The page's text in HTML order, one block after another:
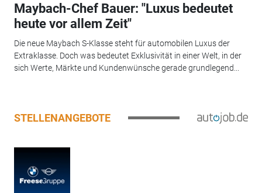
Maybach-Chef Bauer: "Luxus bedeutet
heute vor allem Zeit"
Die neue Maybach S-Klasse steht für automobilen Luxus der
Extraklasse. Doch was bedeutet Exklusivität in einer Welt, in der
sich Werte, Märkte und Kundenwünsche gerade grundlegend...
STELLENANGEBOTE